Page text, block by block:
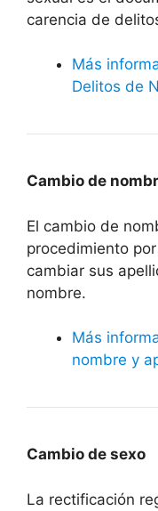
carencia de
Más
Delitos de
Cambio de
El cambio de
procedimiento
cambiar sus
nombre.
Más
nombre y
Cambio de sexo
La rectificación